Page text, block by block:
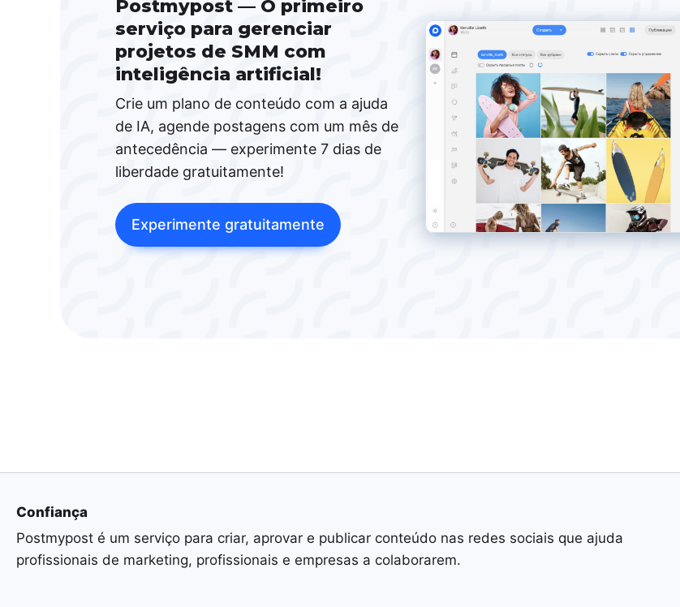
Postmypost — O primeiro
serviço para gerenciar
projetos de SMM com
inteligência artificial!
Crie um plano de conteúdo com a ajuda
de IA, agende postagens com um mês de
antecedência — experimente 7 dias de
liberdade gratuitamente!
Experimente gratuitamente
Confiança
Postmypost é um serviço para criar, aprovar e publicar conteúdo nas redes sociais que ajuda
profissionais de marketing, profissionais e empresas a colaborarem.